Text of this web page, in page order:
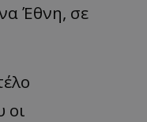
Έθνη, σε
οι